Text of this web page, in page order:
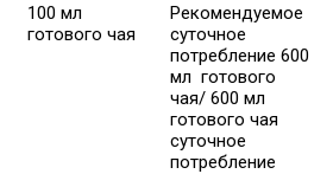
100 мл
готового чая
Рекомендуемое
суточное
потребление 600
мл готового
чая/ 600 мл
готового чая
суточное
потребление